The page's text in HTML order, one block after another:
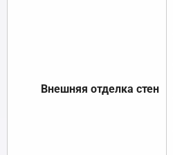
Внешняя отделка стен